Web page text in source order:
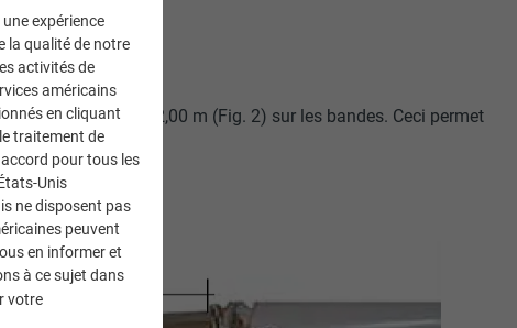
la pince à sertir
1,50 m à 2,00 m (Fig. 2) sur les bandes. Ceci permet
expérience
la qualité de notre
activités de
américains
en cliquant
traitement de
pour tous les
Unis
ne disposent pas
peuvent
en informer et
à ce sujet dans
votre